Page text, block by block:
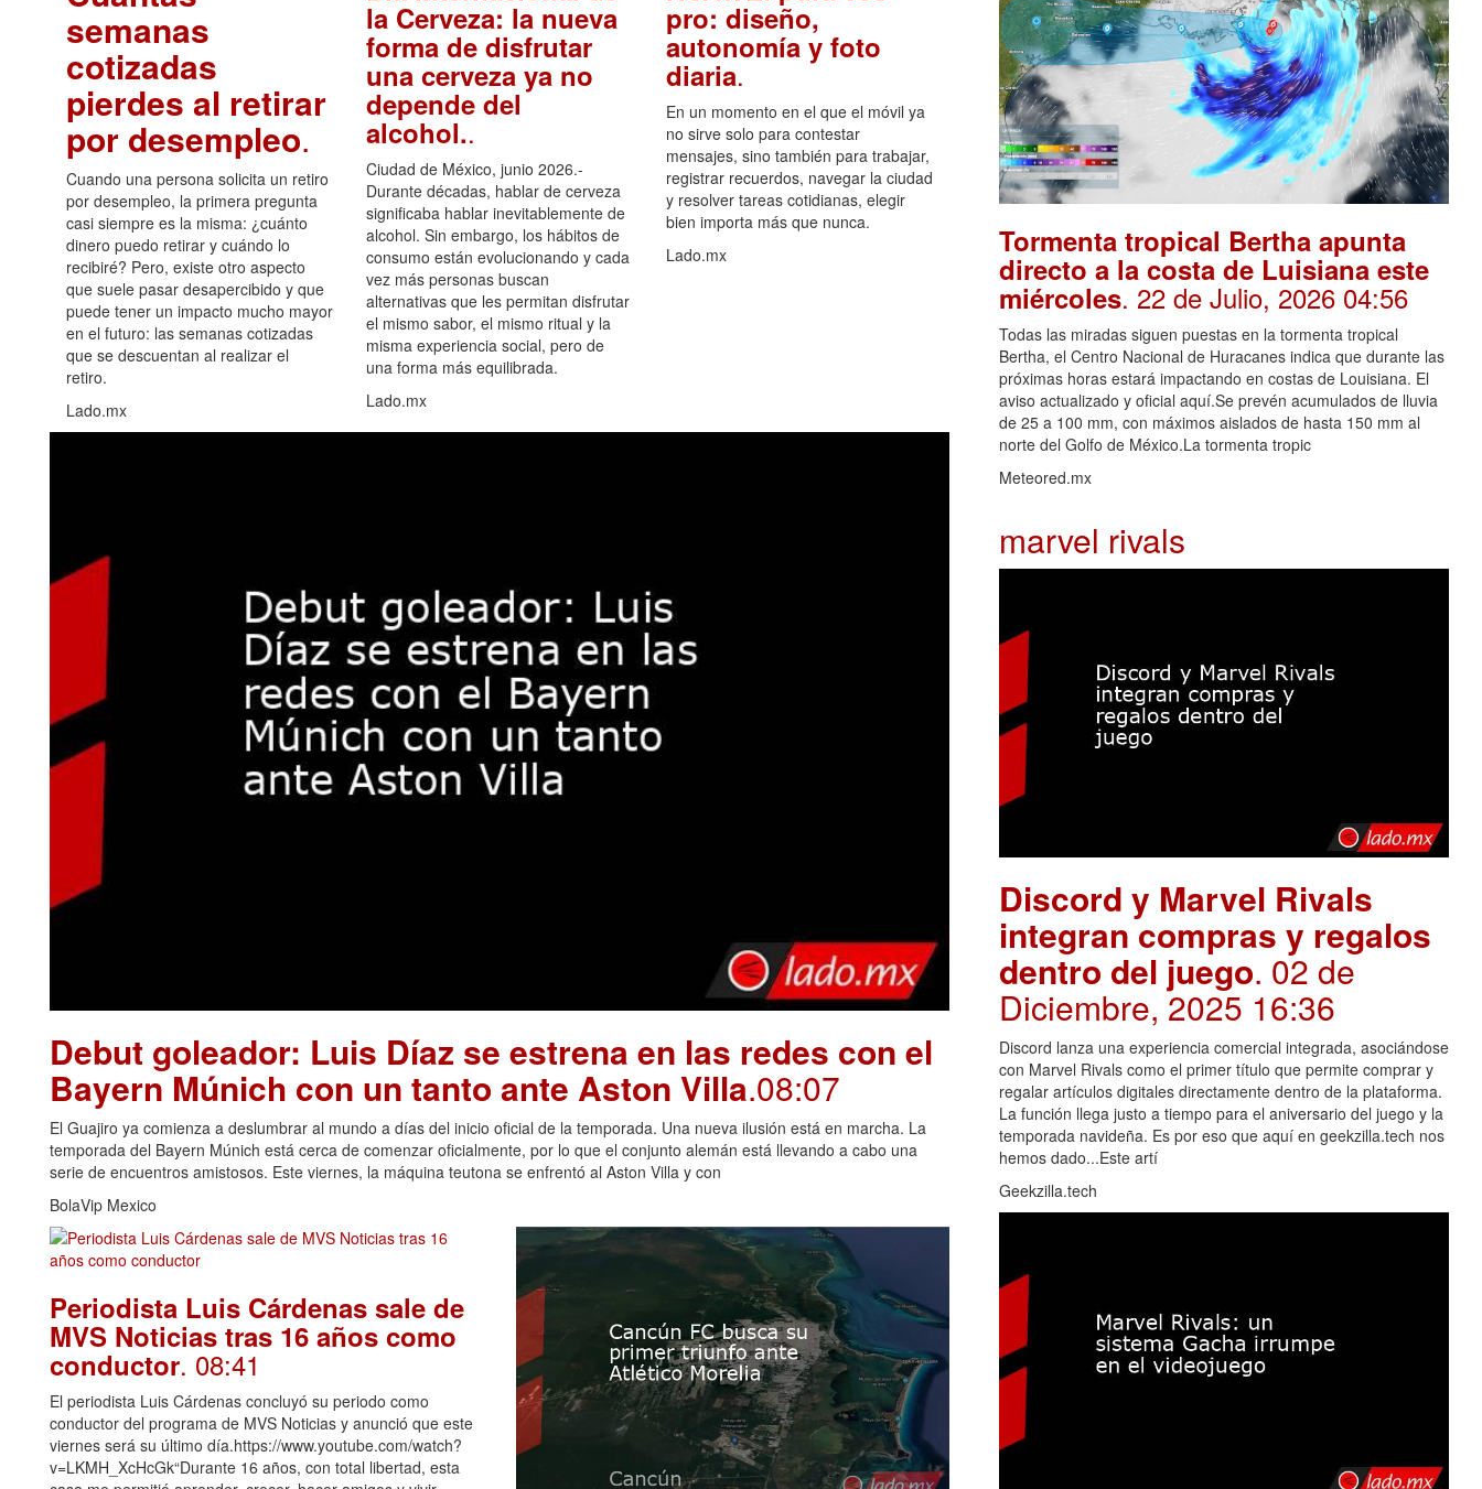
semanas
cotizadas
pierdes al retirar
por desempleo.
Cuando una persona solicita un retiro
por desempleo, la primera pregunta
casi siempre es la misma: ¿cuánto
dinero puedo retirar y cuándo lo
recibiré? Pero, existe otro aspecto
que suele pasar desapercibido y que
puede tener un impacto mucho mayor
en el futuro: las semanas cotizadas
que se descuentan al realizar el
retiro.
Lado.mx
la Cerveza: la nueva
forma de disfrutar
una cerveza ya no
depende del
alcohol..
Ciudad de México, junio 2026.-
Durante décadas, hablar de cerveza
significaba hablar inevitablemente de
alcohol. Sin embargo, los hábitos de
consumo están evolucionando y cada
vez más personas buscan
alternativas que les permitan disfrutar
el mismo sabor, el mismo ritual y la
misma experiencia social, pero de
una forma más equilibrada.
Lado.mx
pro: diseño,
autonomía y foto
diaria.
En un momento en el que el móvil ya
no sirve solo para contestar
mensajes, sino también para trabajar,
registrar recuerdos, navegar la ciudad
y resolver tareas cotidianas, elegir
bien importa más que nunca.
Lado.mx
Debut goleador: Luis Díaz se estrena en las redes con el
Bayern Múnich con un tanto ante Aston Villa.08:07
El Guajiro ya comienza a deslumbrar al mundo a días del inicio oficial de la temporada. Una nueva ilusión está en marcha. La
temporada del Bayern Múnich está cerca de comenzar oficialmente, por lo que el conjunto alemán está llevando a cabo una
serie de encuentros amistosos. Este viernes, la máquina teutona se enfrentó al Aston Villa y con
BolaVip Mexico
Periodista Luis Cárdenas sale de
MVS Noticias tras 16 años como
conductor. 08:41
El periodista Luis Cárdenas concluyó su periodo como
conductor del programa de MVS Noticias y anunció que este
viernes será su último día.https://www.youtube.com/watch?
v=LKMH_XcHcGk“Durante 16 años, con total libertad, esta
Tormenta tropical Bertha apunta
directo a la costa de Luisiana este
miércoles. 22 de Julio, 2026 04:56
Todas las miradas siguen puestas en la tormenta tropical
Bertha, el Centro Nacional de Huracanes indica que durante las
próximas horas estará impactando en costas de Louisiana. El
aviso actualizado y oficial aquí.Se prevén acumulados de lluvia
de 25 a 100 mm, con máximos aislados de hasta 150 mm al
norte del Golfo de México.La tormenta tropic
Meteored.mx
marvel rivals
Discord y Marvel Rivals
integran compras y regalos
dentro del juego. 02 de
Diciembre, 2025 16:36
Discord lanza una experiencia comercial integrada, asociándose
con Marvel Rivals como el primer título que permite comprar y
regalar artículos digitales directamente dentro de la plataforma.
La función llega justo a tiempo para el aniversario del juego y la
temporada navideña. Es por eso que aquí en geekzilla.tech nos
hemos dado...Este artí
Geekzilla.tech